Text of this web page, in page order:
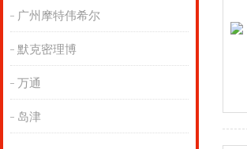
广州摩特伟希尔
默克密理博
万通
岛津